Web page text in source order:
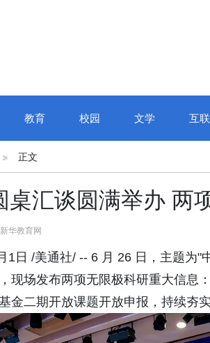
教育 校园 文学 互
正文
桌汇谈圆满举办 两
华教育网
1日 /美通社/ -- 6 月 26 日，主题为
现场发布两项无限极科研重大信息
金二期开放课题开放申报，持续夯